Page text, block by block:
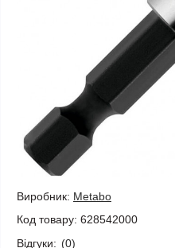
Виробник: Metabo
Код товару: 628542000
Відгуки: (0)